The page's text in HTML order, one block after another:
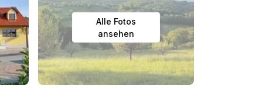
Alle Fotos
ansehen